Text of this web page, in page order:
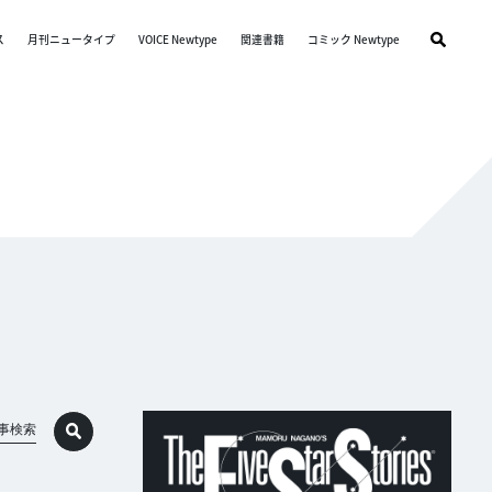
月刊ニュータイプ VOICE Newtype 関連書籍 コミック Newtype
検索